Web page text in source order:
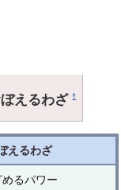
えるわざ†
えるわざ
るパワー